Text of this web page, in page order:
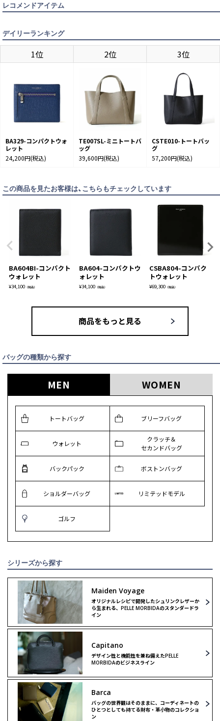
カートに入れる
レコメンドアイテム
デイリーランキング
1位 2位 3位
BA329-コンパクトウォ
レット
24,200円(税込)
TE007SL-ミニトートバ
ッグ
39,600円(税込)
CSTE010-トートバッ
グ
57,200円(税込)
この商品を見たお客様は、こちらもチェックしています
BA604BI-コンパクト
ウォレット
¥34,100 （税込）
BA604-コンパクトウ
ォレット
¥34,100 （税込）
CSBA804-コンパク
トウォレット
¥69,300 （税込）
商品をもっと見る
バッグの種類から探す
MEN WOMEN
トートバッグ ブリーフバッグ
ウォレット
クラッチ＆
セカンドバッグ
バックパック ボストンバッグ
ショルダーバッグ リミテッドモデル
ゴルフ
シリーズから探す
Maiden Voyage
オリジナルレシピで開発したシュリンクレザーか
ら生まれる、PELLE MORBIDAのスタンダードラ
イン
Capitano
デザイン性と機能性を兼ね備えたPELLE
MORBIDAのビジネスライン
Barca
バッグの世界観はそのままに、コーディネートの
ひとつとしても持てる財布・革小物のコレクショ
ン